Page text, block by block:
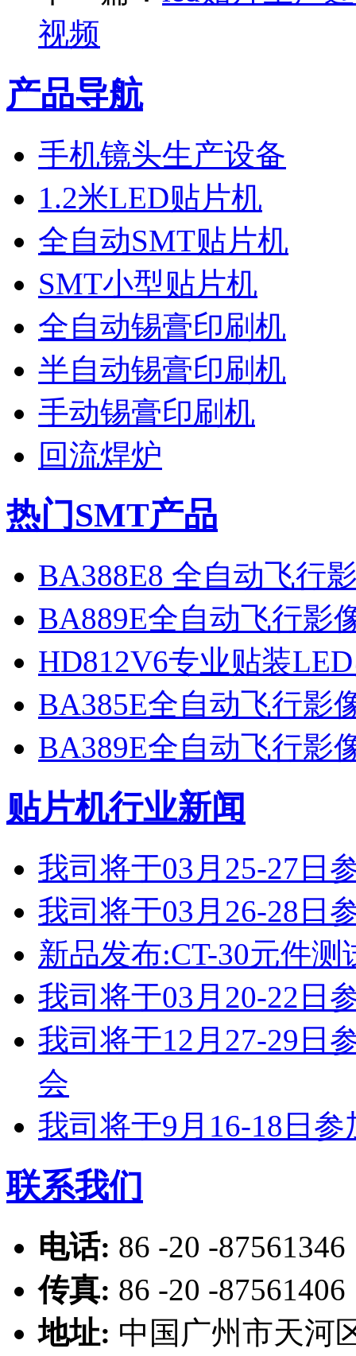
视频
产品导航
手机镜头生产设备
1.2米LED贴片机
全自动SMT贴片机
SMT小型贴片机
全自动锡膏印刷机
半自动锡膏印刷机
手动锡膏印刷机
回流焊炉
热门SMT产品
BA388E8 全自动飞行
BA889E全自动飞行影
HD812V6专业贴装
BA385E全自动飞行影
BA389E全自动飞行影
贴片机行业新闻
我司将于03月25-27日
我司将于03月26-28日
新品发布:CT-30元件测
我司将于03月20-22日
我司将于12月27-29日
会
我司将于9月16-18日
联系我们
电话: 86 -20 -87561346
传真: 86 -20 -87561406
地址: 中国广州市天河